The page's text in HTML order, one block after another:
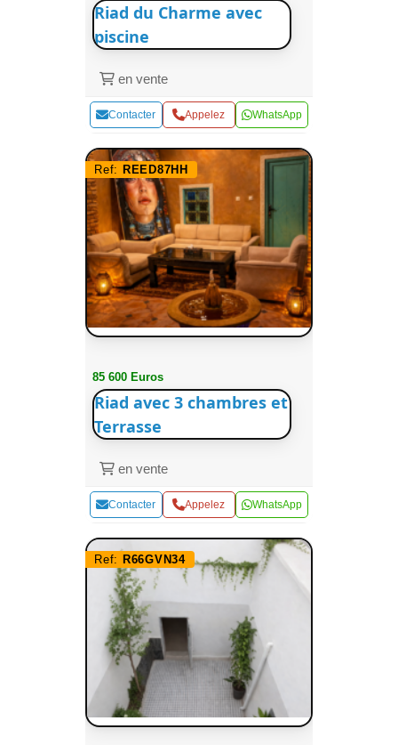
Riad du Charme avec
piscine
en vente
Contacter Appelez WhatsApp
Ref: REED87HH
85 600 Euros
Riad avec 3 chambres et
Terrasse
en vente
Contacter Appelez WhatsApp
Ref: R66GVN34